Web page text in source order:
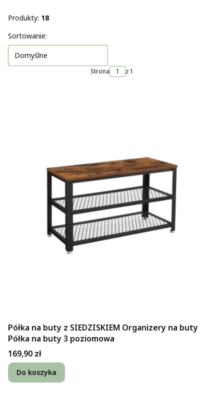
Produkty: 18
Lista produktów
Sortowanie:
Domyślne
Strona z 1
Półka na buty z SIEDZISKIEM Organizery na buty
Półka na buty 3 poziomowa
Cena
169,90 zł
Do koszyka